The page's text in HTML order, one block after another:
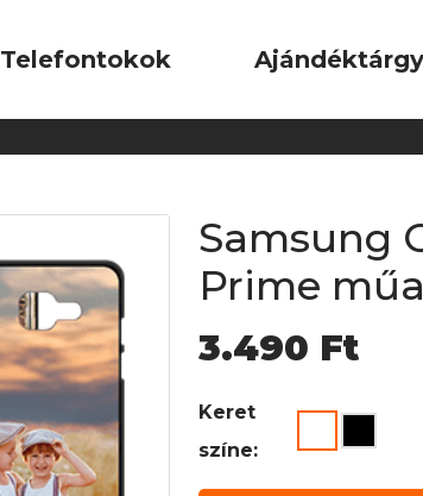
Telefontokok
Samsung
Prime
3.490 Ft
Keret
színe: